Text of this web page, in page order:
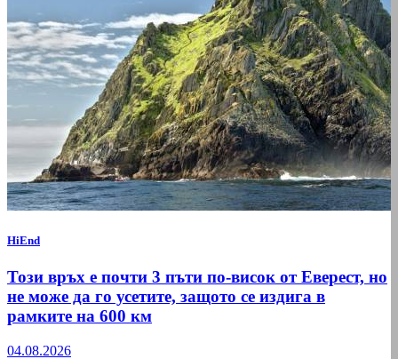
HiEnd
Този връх е почти 3 пъти по-висок от Еверест, но
не може да го усетите, защото се издига в
рамките на 600 км
04.08.2026